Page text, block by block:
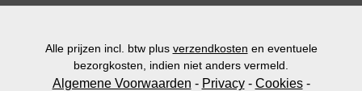
Alle prijzen incl. btw plus verzendkosten en eventuele
bezorgkosten, indien niet anders vermeld.
Algemene Voorwaarden - Privacy- Cookies-